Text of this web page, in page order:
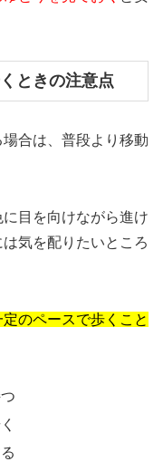
ときの注意点
合は、普段より移動
目を向けながら進け
気を配りたいところ
のペースで歩くこと